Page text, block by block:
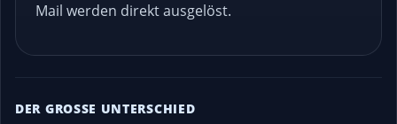
Mail werden direkt ausgelöst.
DER GROSSE UNTERSCHIED